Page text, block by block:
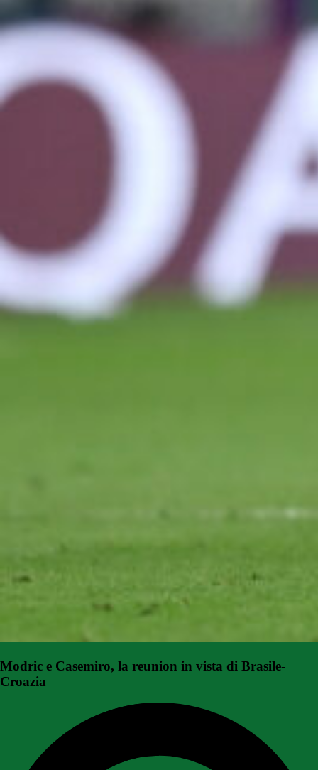
Modric e Casemiro, la reunion in vista di Brasile-
Croazia